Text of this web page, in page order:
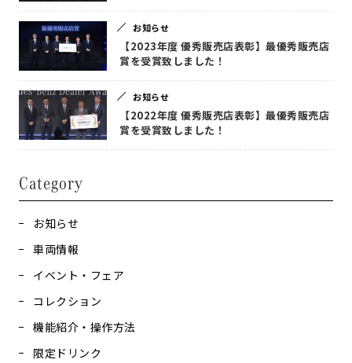
お知らせ
【2023年度 優秀販売店表彰】最優秀販売店
賞を受賞致しました！
お知らせ
【2022年度 優秀販売店表彰】最優秀販売店
賞を受賞致しました！
Category
お知らせ
車両情報
イベント・フェア
コレクション
機能紹介・操作方法
限定ドリンク